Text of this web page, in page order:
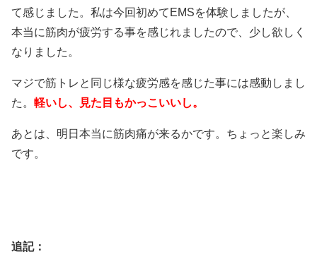
て感じました。私は今回初めてEMSを体験しましたが、
本当に筋肉が疲労する事を感じれましたので、少し欲しく
なりました。
マジで筋トレと同じ様な疲労感を感じた事には感動しまし
た。 軽いし、見た目もかっこいいし。
あとは、明日本当に筋肉痛が来るかです。ちょっと楽しみ
です。
追記：